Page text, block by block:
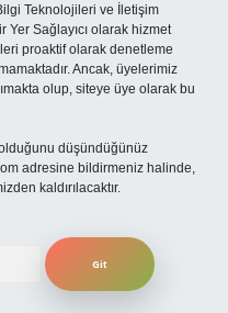
Teknolojileri ve İletişim
Yer Sağlayıcı olarak hizmet
proaktif olarak denetleme
Ancak, üyelerimiz
olup, siteye üye olarak bu
düşündüğünüz
adresine bildirmeniz halinde,
kaldırılacaktır.